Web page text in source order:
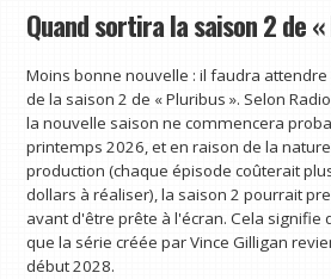
Quand sortira la saison 2 de
Moins bonne nouvelle : il faudra
de la saison 2 de « Pluribus ». Selon
la nouvelle saison ne commencera
printemps 2026, et en raison de la
production (chaque épisode coûterait
dollars à réaliser), la saison 2 pourrait
avant d'être prête à l'écran. Cela signifie
que la série créée par Vince Gilligan
début 2028.